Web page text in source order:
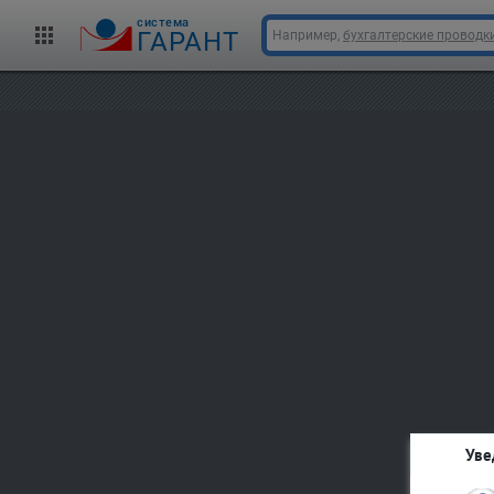
cистема
ГАРАНТ Например, бухгалтерские